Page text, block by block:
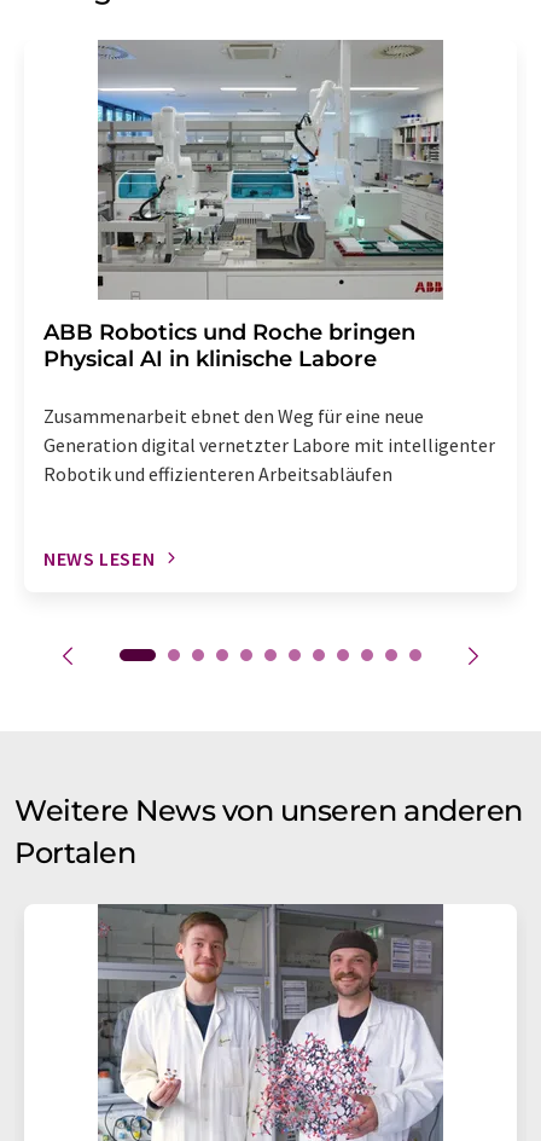
Str. 2, 12489 Berlin oder per E-Mail unter
widerruf@lumitos.commit Wirkung für die Zukunft
widerrufen. Zudem ist in jeder E-Mail ein Link zur
Abbestellung des entsprechenden Newsletters
enthalten.
​​​​​​​ABB Robotics und Roche bringen
Physical AI in klinische Labore
Zusammenarbeit ebnet den Weg für eine neue
Generation digital vernetzter Labore mit intelligenter
Robotik und effizienteren Arbeitsabläufen
NEWS LESEN
Weitere News von unseren anderen
Portalen